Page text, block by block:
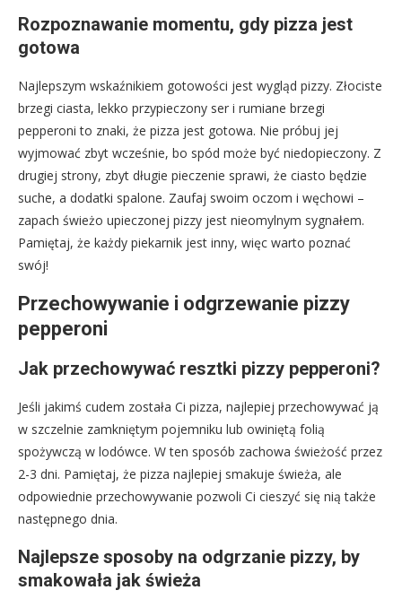
Rozpoznawanie momentu, gdy pizza jest
gotowa
Najlepszym wskaźnikiem gotowości jest wygląd pizzy. Złociste
brzegi ciasta, lekko przypieczony ser i rumiane brzegi
pepperoni to znaki, że pizza jest gotowa. Nie próbuj jej
wyjmować zbyt wcześnie, bo spód może być niedopieczony. Z
drugiej strony, zbyt długie pieczenie sprawi, że ciasto będzie
suche, a dodatki spalone. Zaufaj swoim oczom i węchowi –
zapach świeżo upieczonej pizzy jest nieomylnym sygnałem.
Pamiętaj, że każdy piekarnik jest inny, więc warto poznać
swój!
Przechowywanie i odgrzewanie pizzy
pepperoni
Jak przechowywać resztki pizzy pepperoni?
Jeśli jakimś cudem została Ci pizza, najlepiej przechowywać ją
w szczelnie zamkniętym pojemniku lub owiniętą folią
spożywczą w lodówce. W ten sposób zachowa świeżość przez
2-3 dni. Pamiętaj, że pizza najlepiej smakuje świeża, ale
odpowiednie przechowywanie pozwoli Ci cieszyć się nią także
następnego dnia.
Najlepsze sposoby na odgrzanie pizzy, by
smakowała jak świeża